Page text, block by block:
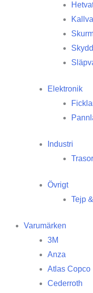
Elektronik
Industri
Trasor
Övrigt
Tejp
Varumärken
3M
Anza
Atlas Copco
Cederroth